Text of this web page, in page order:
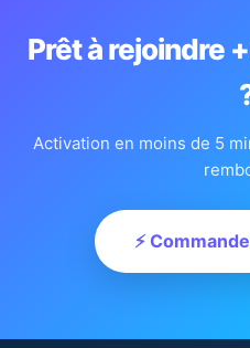
Prêt à rejoindre
Activation en moins de 5
⚡